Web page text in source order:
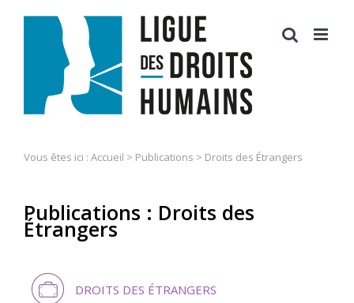
Vous êtes ici : Accueil > Publications > Droits des Étrangers
Publications : Droits des
Étrangers
DROITS DES ÉTRANGERS